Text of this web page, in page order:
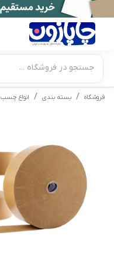
جستجو در فروشگاه ...
فروشگاه بسته بندی انواع چسب